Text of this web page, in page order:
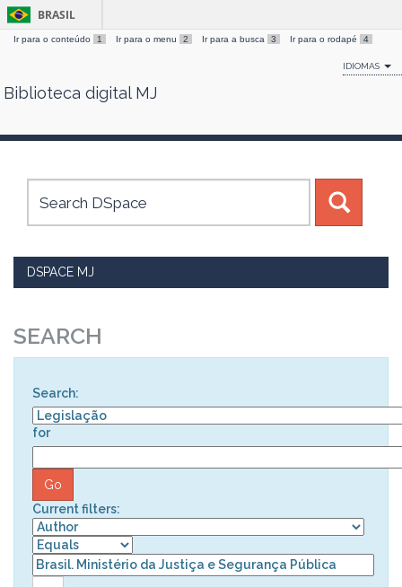
Skip
BRASIL
Ir para o conteúdo 1 Ir para o menu 2 Ir para a busca 3 Ir para o rodapé 4
IDIOMAS
Biblioteca digital MJ
DSPACE MJ
SEARCH
Search:
for
Current filters: